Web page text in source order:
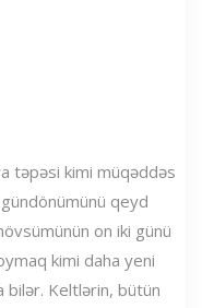
təpəsi kimi müqəddəs
qeyd
on iki günü
kimi daha yeni
bilər. Keltlərin, bütün